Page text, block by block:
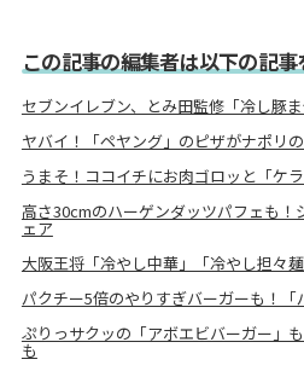
この記事の編集者は以下の記
セブンイレブン、とみ田監修「冷し豚
ヤバイ！「ペヤング」のピザがナポリ
うまそ！ココイチにお肉ゴロッと「ケ
高さ30cmのハーゲンダッツパフェも！
ェア
大阪王将「冷やし中華」「冷やし担々
パクチー5倍のやりすぎバーガーも！
ぷりっサクッの「アボエビバーガー」
も